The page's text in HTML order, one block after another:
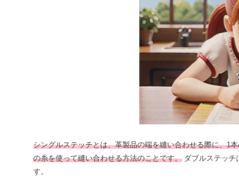
シングルステッチとは、革製品の端を縫い合わせる際に、1
の糸を使って縫い合わせる方法のことです。 ダブルステッ
す。